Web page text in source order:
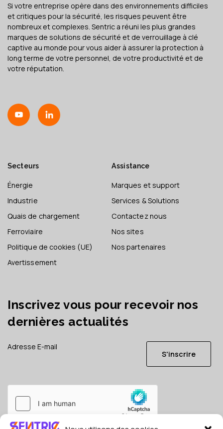
Si votre entreprise opère dans des environnements difficiles
et critiques pour la sécurité, les risques peuvent être
nombreux et complexes. Sentric a réuni les plus grandes
marques de solutions de sécurité et de verrouillage à clé
captive au monde pour vous aider à assurer la protection à
long terme de votre personnel, de votre productivité et de
votre réputation.
Secteurs
Énergie
Industrie
Quais de chargement
Ferroviaire
Politique de cookies (UE)
Avertissement
Assistance
Marques et support
Services & Solutions
Contactez nous
Nos sites
Nos partenaires
Inscrivez vous pour recevoir nos
dernières actualités
S'inscrire